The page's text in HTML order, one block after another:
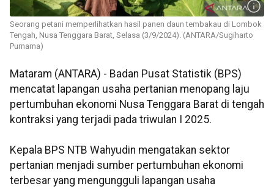
Seorang petani memperlihatkan hasil panen daun tembakau di Lombok
Tengah, Nusa Tenggara Barat, Selasa (3/9/2024). (ANTARA/Sugiharto
Purnama)
Mataram (ANTARA) - Badan Pusat Statistik (BPS)
mencatat lapangan usaha pertanian menopang laju
pertumbuhan ekonomi Nusa Tenggara Barat di tengah
kontraksi yang terjadi pada triwulan I 2025.
Kepala BPS NTB Wahyudin mengatakan sektor
pertanian menjadi sumber pertumbuhan ekonomi
terbesar yang mengungguli lapangan usaha